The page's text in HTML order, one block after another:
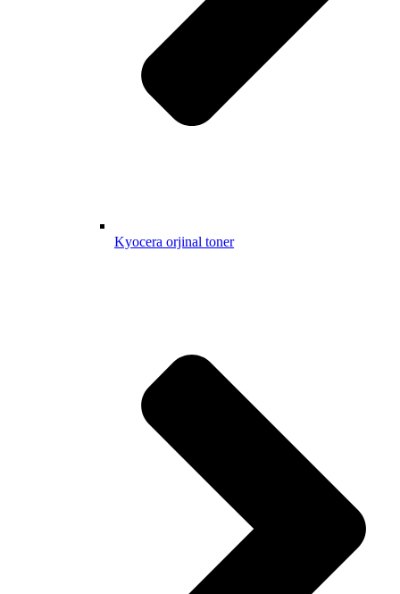
Kyocera orjinal toner